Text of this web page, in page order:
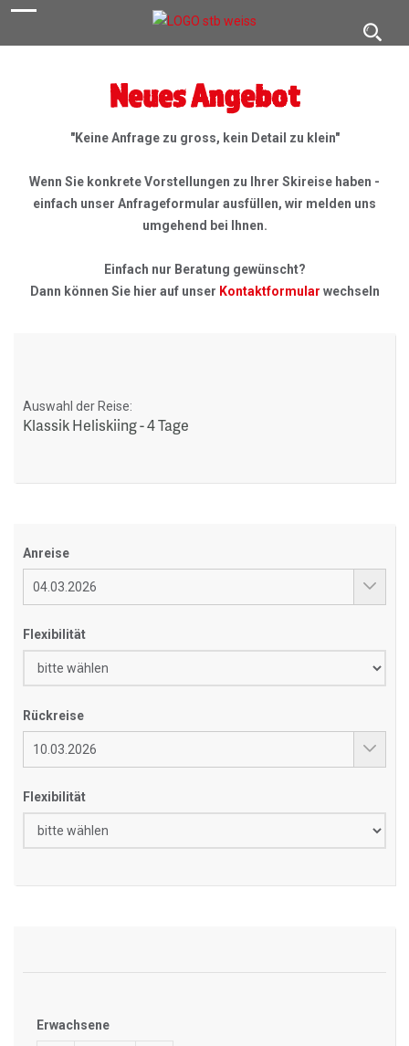
Neues Angebot
"Keine Anfrage zu gross, kein Detail zu klein"
Wenn Sie konkrete Vorstellungen zu Ihrer Skireise haben -
einfach unser Anfrageformular ausfüllen, wir melden uns
umgehend bei Ihnen.
Einfach nur Beratung gewünscht?
Dann können Sie hier auf unser Kontaktformular wechseln
Auswahl der Reise:
Klassik Heliskiing - 4 Tage
Anreise
Flexibilität
Rückreise
Flexibilität
Erwachsene